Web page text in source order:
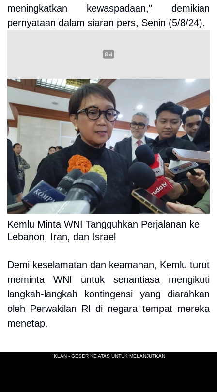
meningkatkan kewaspadaan," demikian
pernyataan dalam siaran pers, Senin (5/8/24).
Kemlu Minta WNI Tangguhkan Perjalanan ke
Lebanon, Iran, dan Israel
Demi keselamatan dan keamanan, Kemlu turut
meminta WNI untuk senantiasa mengikuti
langkah-langkah kontingensi yang diarahkan
oleh Perwakilan RI di negara tempat mereka
menetap.